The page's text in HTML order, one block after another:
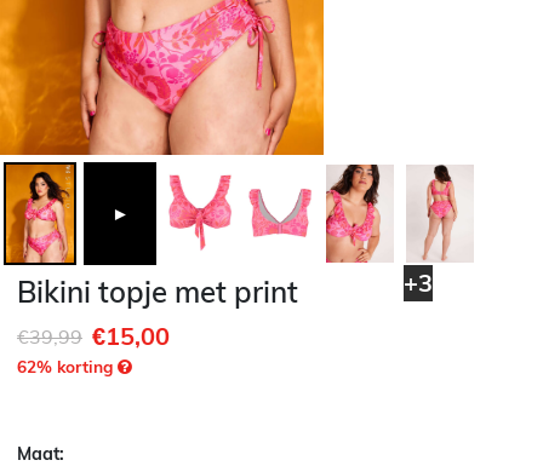
►
+3
Bikini topje met print
Afgeprijsd van
€39,99naar
€15,00
62% korting
Maat: